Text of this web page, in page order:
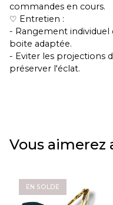
commandes en cours.
♡ Entretien :
- Rangement
boite adaptée.
- Eviter les projections
préserver l'éclat.
Vous aimerez
EN SOLDE